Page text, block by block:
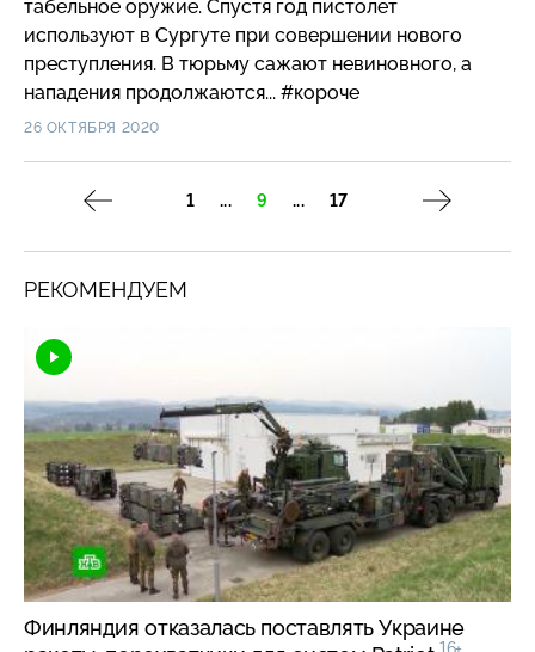
табельное оружие. Спустя год пистолет
используют в Сургуте при совершении нового
преступления. В тюрьму сажают невиновного, а
нападения продолжаются... #короче
26 ОКТЯБРЯ 2020
1 ... 9 ... 17
РЕКОМЕНДУЕМ
Финляндия отказалась поставлять Украине